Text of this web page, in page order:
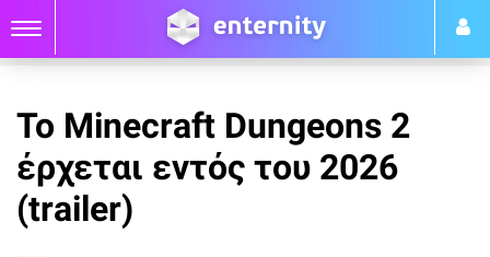
Το Minecraft Dungeons 2
έρχεται εντός του 2026
(trailer)